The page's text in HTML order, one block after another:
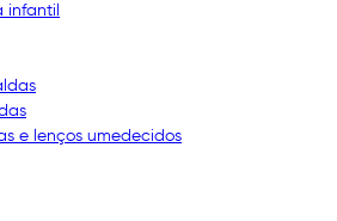
infantil
e lenços umedecidos